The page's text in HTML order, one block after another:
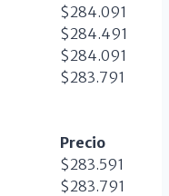
$284.091
$284.491
$284.091
$283.791
Precio
$283.591
$283.791